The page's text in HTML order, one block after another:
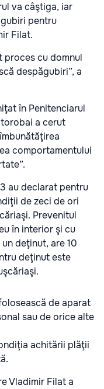
va câştiga, iar
pentru
Filat.
proces cu domnul
despăgubiri”, a
în Penitenciarul
a cerut
comportamentului
au declarat pentru
de zeci de ori
Prevenitul
în interior şi cu
deţinut, are 10
deţinut este
de aparat
sau de orice alte
achitării plăţii
Vladimir Filat a